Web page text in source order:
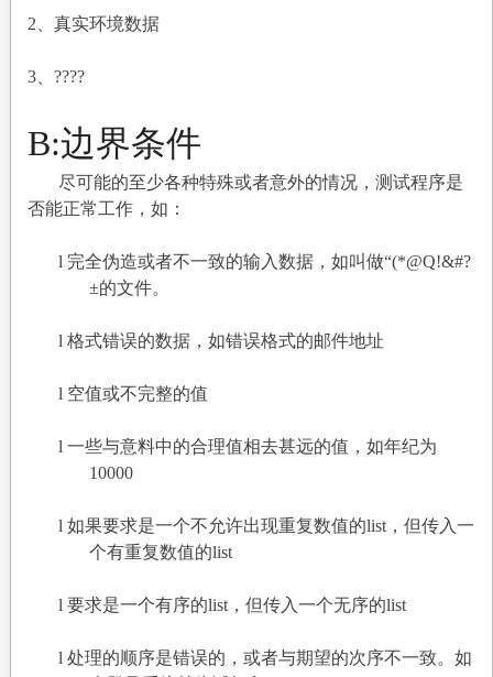
2 、真实环境数据
3、????
B:边界条件
尽可能的至少各种特殊或者意外的情况，测试程序是
否能正常工作，如：
l 完全伪造或者不一致的输入数据，如叫做“(*@Q!&#?
±的文件。
l 格式错误的数据，如错误格式的邮件地址
l 空值或不完整的值
l 一些与意料中的合理值相去甚远的值，如年纪为
10000
l 如果要求是一个不允许出现重复数值的list，但传入一
个有重复数值的list
l 要求是一个有序的list，但传入一个无序的list
l 处理的顺序是错误的，或者与期望的次序不一致。如